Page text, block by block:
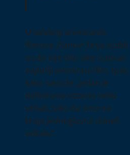
U selekciji animiranih
filmova, članovi žirija istakli
su da nije bilo lako izabrati
najbolji animirani film. Ipak,
kako navode „jedan je
definitivno ostavio veliki
utisak, tako da smo na
kraju jednoglasno doneli
odluku“.